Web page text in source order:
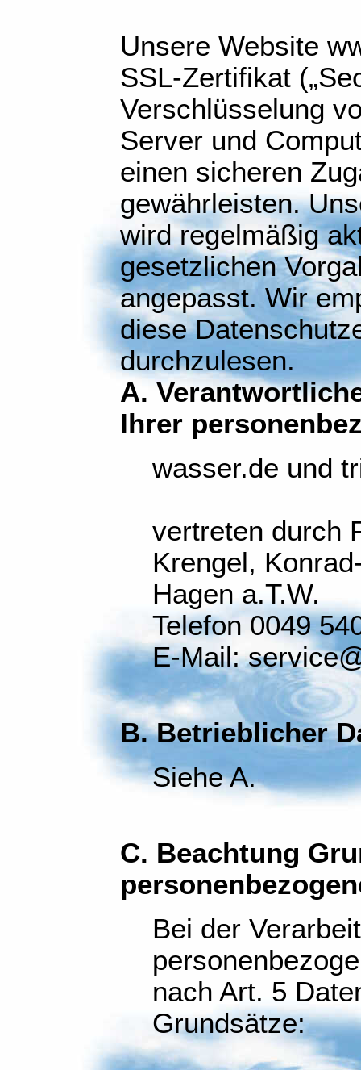
Unsere Website
SSL-Zertifikat
Verschlüsselung
Server und
einen sicheren
gewährleisten.
wird regelmäßig
gesetzlichen
angepasst. Wir
diese
durchzulesen.
A.
Ihrer
wasser.de und
vertreten durch
Krengel,
Hagen a.T.W.
Telefon 0049
E-Mail:
B. Betrieblicher
Siehe A.
C. Beachtung
Bei der
nach Art. 5
Grundsätze: